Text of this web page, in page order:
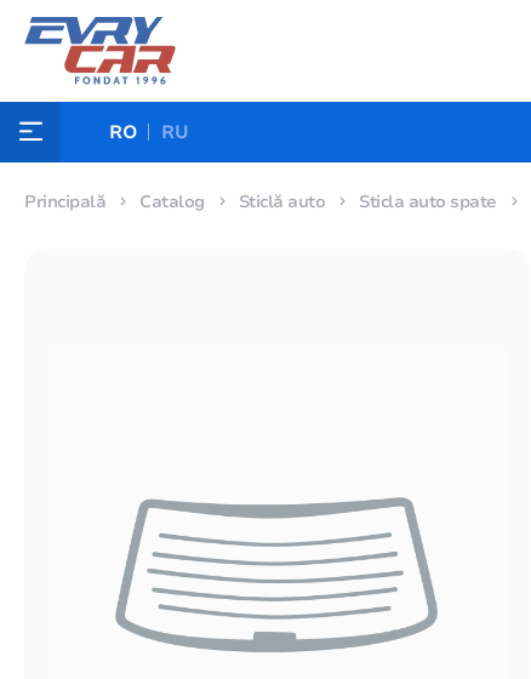
RO RU
Principală Catalog Sticlă auto Sticla auto spate